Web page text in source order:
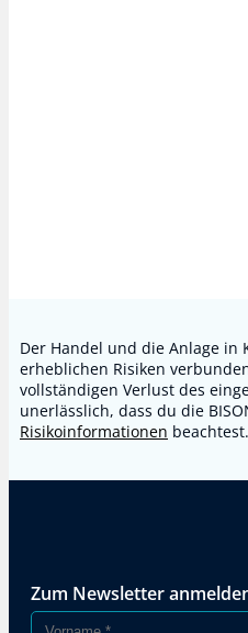
Der Handel und die Anlage in
erheblichen Risiken
vollständigen Verlust des
unerlässlich, dass du die
Risikoinformationen beachtest.
Zum Newsletter